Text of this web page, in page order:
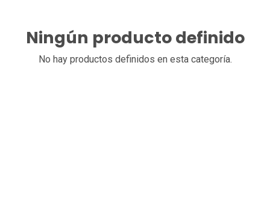
Ningún producto definido
No hay productos definidos en esta categoría.